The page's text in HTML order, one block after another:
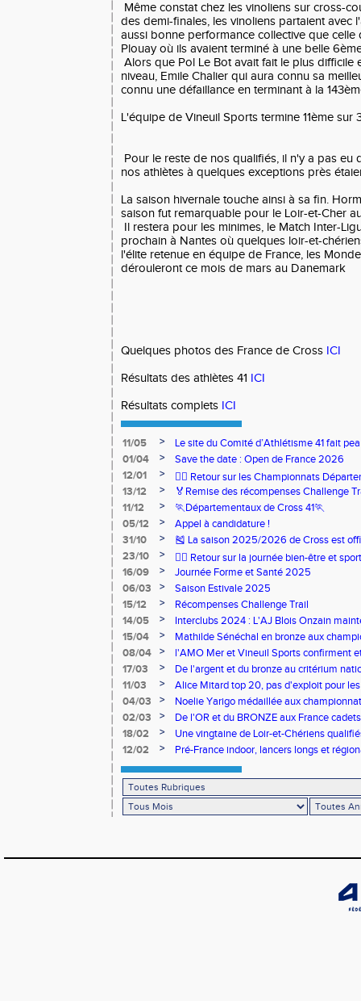
Même constat chez les vinoliens sur cross-
des demi-finales, les vinoliens partaient avec
aussi bonne performance collective que celle
Plouay où ils avaient terminé à une belle
Alors que Pol Le Bot avait fait le plus difficile
niveau, Emile Chalier qui aura connu sa
connu une défaillance en terminant à la
L'équipe de Vineuil Sports termine 11ème sur
Pour le reste de nos qualifiés, il n'y a pas eu
nos athlètes à quelques exceptions près
La saison hivernale touche ainsi à sa fin.
saison fut remarquable pour le Loir-et-Cher
Il restera pour les minimes, le Match Inter-
prochain à Nantes où quelques loir-et-
l'élite retenue en équipe de France, les
dérouleront ce mois de mars au Danemark
Quelques photos des France de Cross ICI
Résultats des athlètes 41 ICI
Résultats complets ICI
11/05 >
Le site du Comité d’Athlétisme 41 fait
01/04
>
Save the date : Open de France 2026
12/01
>
🏃‍♂️ Retour sur les Championnats
13/12
>
🏅Remise des récompenses Challenge
11/12
>
🏃Départementaux de Cross 41🏃
05/12
>
Appel à candidature !
31/10
>
🎽 La saison 2025/2026 de Cross est
23/10
>
🧘‍♀️ Retour sur la journée bien-être et
16/09
>
Journée Forme et Santé 2025
06/03
>
Saison Estivale 2025
15/12
>
Récompenses Challenge Trail
14/05
>
Interclubs 2024 : L'AJ Blois Onzain
Romorantin en N2B
15/04 >
Mathilde Sénéchal en bronze aux
08/04
>
l'AMO Mer et Vineuil Sports confirment
benjamins
17/03 >
De l'argent et du bronze au critérium
11/03
>
Alice Mitard top 20, pas d'exploit pour
04/03
>
Noelie Yarigo médaillée aux
02/03
>
De l'OR et du BRONZE aux France
18/02
>
Une vingtaine de Loir-et-Chériens
12/02
> Pré-France indoor, lancers longs et